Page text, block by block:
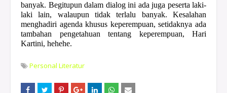
banyak. Begitupun dalam dialog ini ada juga peserta laki-
laki lain, walaupun tidak terlalu banyak. Kesalahan
menghadiri agenda khusus keperempuan, setidaknya ada
tambahan pengetahuan tentang keperempuan, Hari
Kartini, hehehe.
Personal Literatur